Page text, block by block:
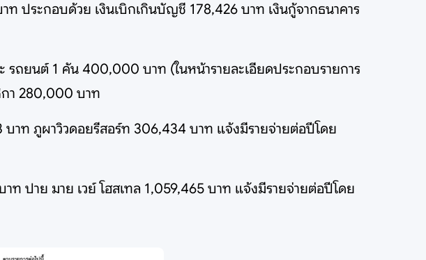
ประกอบด้วย เงินเบิกเกินบัญชี 178,426 บาท เงินกู้จากธนาคาร
ถยนต์ 1 คัน 400,000 บาท (ในหน้ารายละเอียดประกอบรายการ
า 280,000 บาท
าท ภูผาวิวดอยรีสอร์ท 306,434 บาท แจ้งมีรายจ่ายต่อปีโดย
ปาย มาย เวย์ โฮสเทล 1,059,465 บาท แจ้งมีรายจ่ายต่อปีโดย